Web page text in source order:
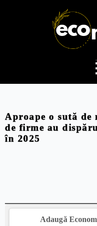
Aproape o sută de
de firme au
în 2025
Adaugă